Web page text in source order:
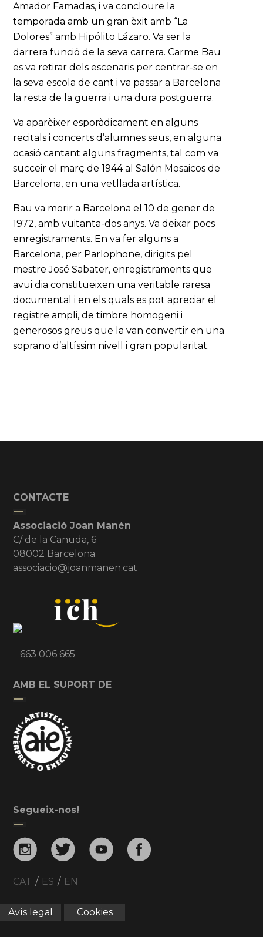
Amador Famadas, i va concloure la
temporada amb un gran èxit amb “La
Dolores” amb Hipólito Lázaro. Va ser la
darrera funció de la seva carrera. Carme Bau
es va retirar dels escenaris per centrar-se en
la seva escola de cant i va passar a Barcelona
la resta de la guerra i una dura postguerra.
Va aparèixer esporàdicament en alguns
recitals i concerts d’alumnes seus, en alguna
ocasió cantant alguns fragments, tal com va
succeir el març de 1944 al Salón Mosaicos de
Barcelona, en una vetllada artística.
Bau va morir a Barcelona el 10 de gener de
1972, amb vuitanta-dos anys. Va deixar pocs
enregistraments. En va fer alguns a
Barcelona, per Parlophone, dirigits pel
mestre José Sabater, enregistraments que
avui dia constitueixen una veritable raresa
documental i en els quals es pot apreciar el
registre ampli, de timbre homogeni i
generosos greus que la van convertir en una
soprano d’altíssim nivell i gran popularitat.
CONTACTE
Associació Joan Manén
C/ de la Canuda, 6
08002 Barcelona
associacio@joanmanen.cat
663 006 665
AMB EL SUPORT DE
Segueix-nos!
CAT / ES / EN
Avís legal Cookies